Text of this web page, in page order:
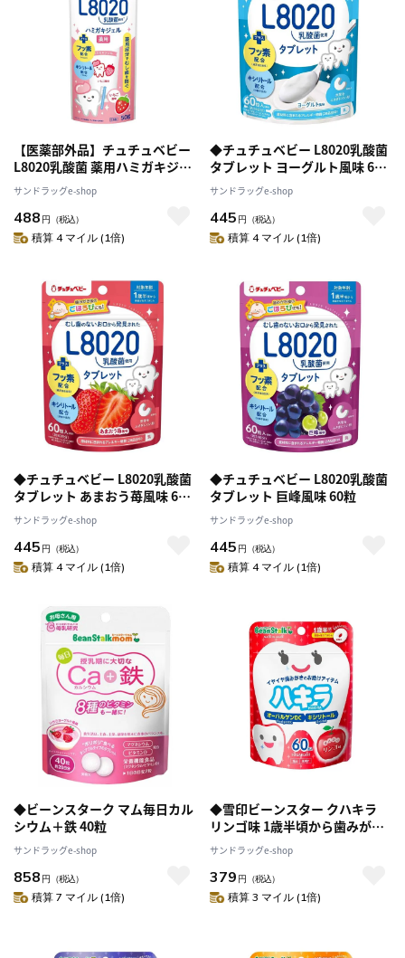
【医薬部外品】チュチュベビー
L8020乳酸菌 薬用ハミガキジェ
ル いちご 50g
サンドラッグe-shop
488 円 （税込）
積算 4 マイル (1倍)
◆チュチュベビー L8020乳酸菌
タブレット ヨーグルト風味 60
粒
サンドラッグe-shop
445 円 （税込）
積算 4 マイル (1倍)
◆チュチュベビー L8020乳酸菌
タブレット あまおう苺風味 60
粒
サンドラッグe-shop
445 円 （税込）
積算 4 マイル (1倍)
◆チュチュベビー L8020乳酸菌
タブレット 巨峰風味 60粒
サンドラッグe-shop
445 円 （税込）
積算 4 マイル (1倍)
◆ビーンスターク マム毎日カル
シウム＋鉄 40粒
サンドラッグe-shop
858 円 （税込）
積算 7 マイル (1倍)
◆雪印ビーンスター クハキラ
リンゴ味 1歳半頃から歯みがき
のお助け 60粒入 45g
サンドラッグe-shop
379 円 （税込）
積算 3 マイル (1倍)